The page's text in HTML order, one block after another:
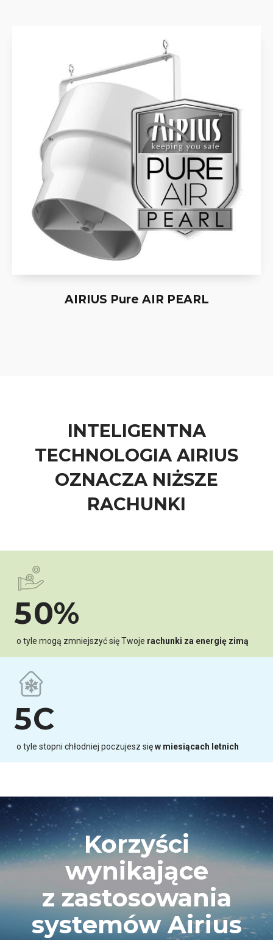
AIRIUS Pure AIR PEARL
INTELIGENTNA
TECHNOLOGIA AIRIUS
OZNACZA NIŻSZE
RACHUNKI
3
4
5
6
7
8
9
0
5
8
9
0%
o tyle mogą zmniejszyć się Twoje rachunki za energię zimą
0
1
2
3
4
5
6
8
9
0
C
o tyle stopni chłodniej poczujesz sięw miesiącach letnich
Korzyści
wynikające
z zastosowania
systemów Airius